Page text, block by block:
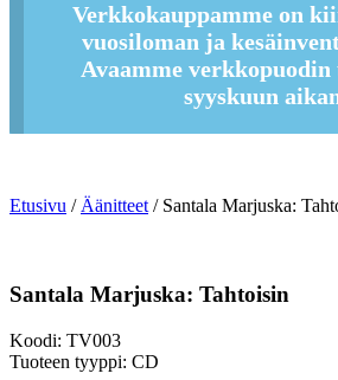
Verkkokauppamme on
vuosiloman ja
Avaamme
syyskuun
Etusivu /Äänitteet/ Santala Marjuska:
Santala Marjuska: Tahtoisin
Koodi: TV003
Tuoteen tyyppi: CD